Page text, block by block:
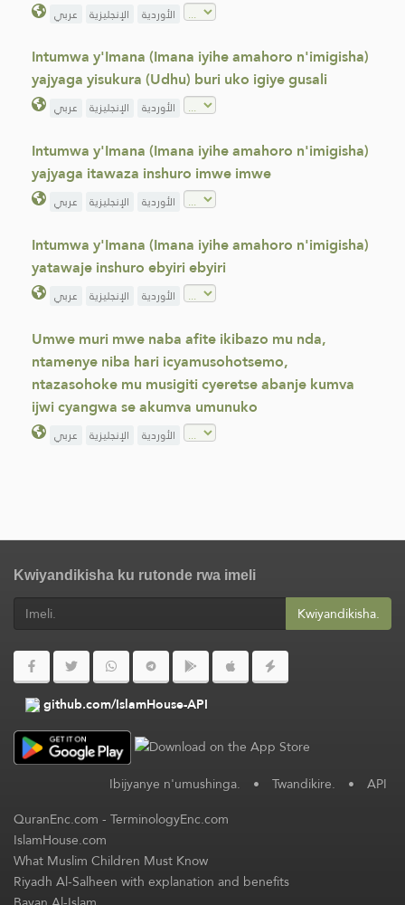
عربي الإنجليزية الأوردية
Intumwa y'Imana (Imana iyihe amahoro n'imigisha)
yajyaga yisukura (Udhu) buri uko igiye gusali
عربي الإنجليزية الأوردية
Intumwa y'Imana (Imana iyihe amahoro n'imigisha)
yajyaga itawaza inshuro imwe imwe
عربي الإنجليزية الأوردية
Intumwa y'Imana (Imana iyihe amahoro n'imigisha)
yatawaje inshuro ebyiri ebyiri
عربي الإنجليزية الأوردية
Umwe muri mwe naba afite ikibazo mu nda,
ntamenye niba hari icyamusohotsemo,
ntazasohoke mu musigiti cyeretse abanje kumva
ijwi cyangwa se akumva umunuko
عربي الإنجليزية الأوردية
Kwiyandikisha ku rutonde rwa imeli
Kwiyandikisha.
github.com/IslamHouse-API
Ibijyanye n'umushinga. • Twandikire. • API
QuranEnc.com-TerminologyEnc.com
IslamHouse.com
What Muslim Children Must Know
Riyadh Al-Salheen with explanation and benefits